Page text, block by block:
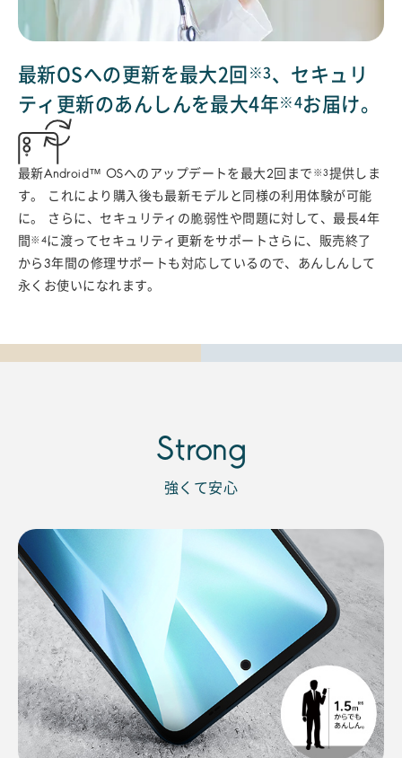
最新OSへの更新を最大2回※3、 セキュリ
ティ更新のあんしんを最大4年※4お届け。
最新Android™ OSへのアップデートを最大2回まで ※3提供しま
す。
これにより購入後も最新モデルと同様の利用体験が可能
に。
さらに、セキュリティの脆弱性や問題に対して、最長4年
間 ※4に渡ってセキュリティ更新をサポートさらに、販売終了
から3年間の修理サポートも対応しているので、あんしんして
永くお使いになれます。
Strong
強くて安心